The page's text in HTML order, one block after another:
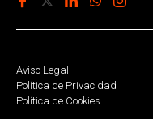
Aviso Legal
Política de Privacidad
Política de Cookies